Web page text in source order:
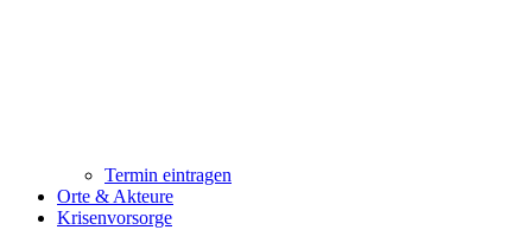
Termin eintragen
Orte & Akteure
Krisenvorsorge